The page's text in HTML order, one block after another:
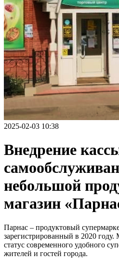
2025-02-03 10:38
Внедрение
небольшой
магазин
Парнас – продуктовый
зарегистрированный в 2020
статус современного удобного
жителей и гостей города.